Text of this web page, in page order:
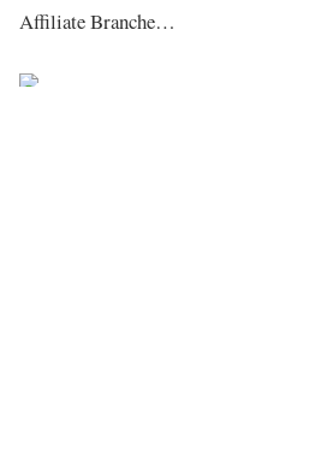
Affiliate Branche…